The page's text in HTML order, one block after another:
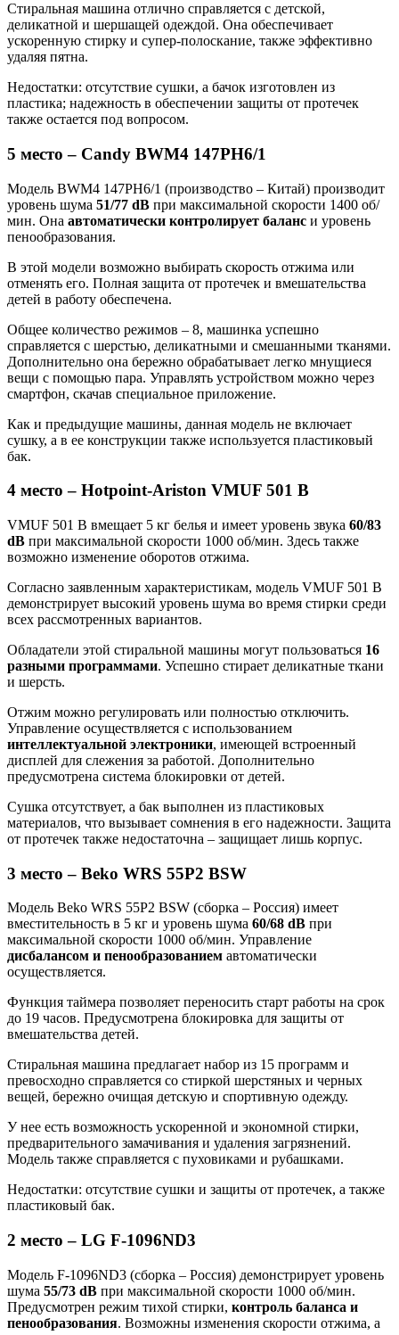
Стиральная машина отлично справляется с детской,
деликатной и шершащей одеждой. Она обеспечивает
ускоренную стирку и супер-полоскание, также эффективно
удаляя пятна.
Недостатки: отсутствие сушки, а бачок изготовлен из
пластика; надежность в обеспечении защиты от протечек
также остается под вопросом.
5 место – Candy BWM4 147PH6/1
Модель BWM4 147PH6/1 (производство – Китай) производит
уровень шума 51/77 dB при максимальной скорости 1400 об/
мин. Она автоматически контролирует баланс и уровень
пенообразования.
В этой модели возможно выбирать скорость отжима или
отменять его. Полная защита от протечек и вмешательства
детей в работу обеспечена.
Общее количество режимов – 8, машинка успешно
справляется с шерстью, деликатными и смешанными тканями.
Дополнительно она бережно обрабатывает легко мнущиеся
вещи с помощью пара. Управлять устройством можно через
смартфон, скачав специальное приложение.
Как и предыдущие машины, данная модель не включает
сушку, а в ее конструкции также используется пластиковый
бак.
4 место – Hotpoint-Ariston VMUF 501 B
VMUF 501 B вмещает 5 кг белья и имеет уровень звука 60/83
dB при максимальной скорости 1000 об/мин. Здесь также
возможно изменение оборотов отжима.
Согласно заявленным характеристикам, модель VMUF 501 B
демонстрирует высокий уровень шума во время стирки среди
всех рассмотренных вариантов.
Обладатели этой стиральной машины могут пользоваться 16
разными программами. Успешно стирает деликатные ткани
и шерсть.
Отжим можно регулировать или полностью отключить.
Управление осуществляется с использованием
интеллектуальной электроники, имеющей встроенный
дисплей для слежения за работой. Дополнительно
предусмотрена система блокировки от детей.
Сушка отсутствует, а бак выполнен из пластиковых
материалов, что вызывает сомнения в его надежности. Защита
от протечек также недостаточна – защищает лишь корпус.
3 место – Beko WRS 55P2 BSW
Модель Beko WRS 55P2 BSW (сборка – Россия) имеет
вместительность в 5 кг и уровень шума 60/68 dB при
максимальной скорости 1000 об/мин. Управление
дисбалансом и пенообразованием автоматически
осуществляется.
Функция таймера позволяет переносить старт работы на срок
до 19 часов. Предусмотрена блокировка для защиты от
вмешательства детей.
Стиральная машина предлагает набор из 15 программ и
превосходно справляется со стиркой шерстяных и черных
вещей, бережно очищая детскую и спортивную одежду.
У нее есть возможность ускоренной и экономной стирки,
предварительного замачивания и удаления загрязнений.
Модель также справляется с пуховиками и рубашками.
Недостатки: отсутствие сушки и защиты от протечек, а также
пластиковый бак.
2 место – LG F-1096ND3
Модель F-1096ND3 (сборка – Россия) демонстрирует уровень
шума 55/73 dB при максимальной скорости 1000 об/мин.
Предусмотрен режим тихой стирки, контроль баланса и
пенообразования. Возможны изменения скорости отжима, а